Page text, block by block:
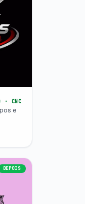
· CNC
e
DEPOIS